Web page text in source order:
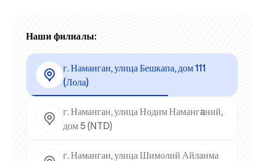
Наши филиалы:
г. Наманган, улица Бешкапа, дом 111
(Лола)
г. Наманган, улица Нодим Намангaний,
дом 5 (NTD)
г. Наманган, улица Шимолий Айланма